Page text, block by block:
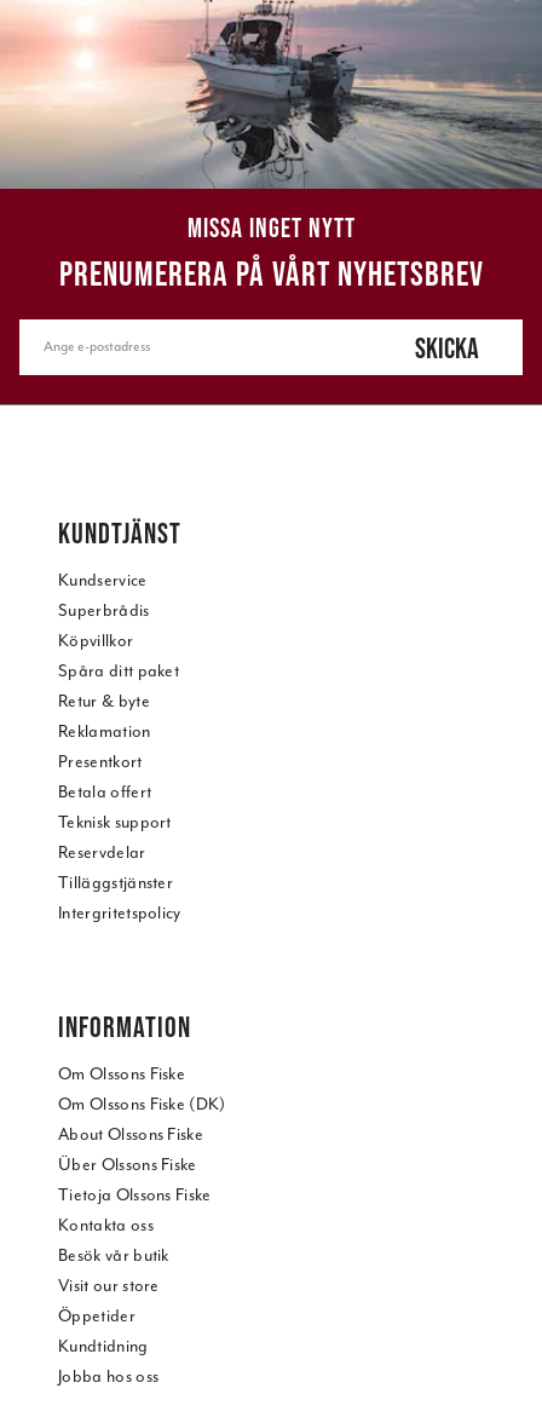
MISSA INGET NYTT
PRENUMERERA PÅ VÅRT NYHETSBREV
SKICKA
KUNDTJÄNST
Kundservice
Superbrådis
Köpvillkor
Spåra ditt paket
Retur & byte
Reklamation
Presentkort
Betala offert
Teknisk support
Reservdelar
Tilläggstjänster
Intergritetspolicy
INFORMATION
Om Olssons Fiske
Om Olssons Fiske (DK)
About Olssons Fiske
Über Olssons Fiske
Tietoja Olssons Fiske
Kontakta oss
Besök vår butik
Visit our store
Öppetider
Kundtidning
Jobba hos oss